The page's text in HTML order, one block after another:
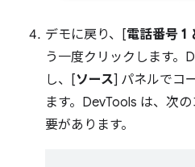
デモに戻り、[電話番号 1
う一度クリックします。
し、[ソース] パネルでコ
ます。DevTools は、次
要があります。